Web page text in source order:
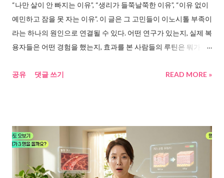
다 이 문제를 파고들다 보니, 흥미로운 연구들이 나왔다. 몇 가지를
취합해봤다. 백색지방에서 갈색지방으로의 전환에 대한 연구 흐름
을 보면 이렇다. 사이언스타임즈 는 백색지방을 갈색지방으로 전
환시키는 기술이 이미 연구 단계에 있다고 보도했다. ...
“나만 살이 안 빠지는 이유”, “생리가 들쭉날쭉한 이유”, “이유 없이
예민하고 잠을 못 자는 이유”. 이 글은 그 고민들이 이노시톨 부족이
라는 하나의 원인으로 연결될 수 있다. 어떤 연구가 있는지, 실제 복
용자들은 어떤 경험을 했는지, 효과를 본 사람들의 루틴은 뭐가 달
왜 지금 이 난리인 건지 먼저 정리했다 다이어트 실패. 생리불순. 뱃
부족이 만드는 악순환, 원인은 인슐린 저항성이었다 취재를 시작
한 건 단순한 궁금증 때문이었다. “왜 똑같이 먹는데, 나만 살이 찌
는 걸까?” 이 질문에 대한 답을 추적하다 보니, 한 가지 패턴이 반복
적으로 나타났다. 헬스조선 보도에 따르면, 이노시톨이 부족하면
공유 댓글 쓰기 READ MORE »